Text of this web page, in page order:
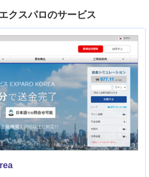
クスパロのサービス